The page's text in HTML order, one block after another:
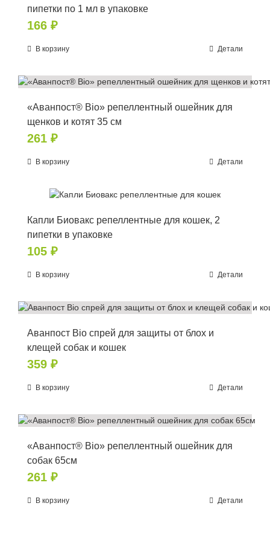
пипетки по 1 мл в упаковке
166 ₽
В корзину Детали
«Аванпост® Bio» репеллентный ошейник для
щенков и котят 35 см
261 ₽
В корзину Детали
Капли Биовакс репеллентные для кошек, 2
пипетки в упаковке
105 ₽
В корзину Детали
Аванпост Bio спрей для защиты от блох и
клещей собак и кошек
359 ₽
В корзину Детали
«Аванпост® Bio» репеллентный ошейник для
собак 65см
261 ₽
В корзину Детали